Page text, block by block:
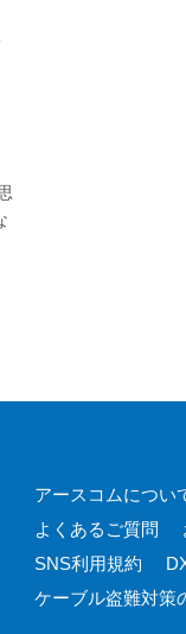
アースコムについ
よくあるご質問
SNS利用規約
ケーブル盗難対策